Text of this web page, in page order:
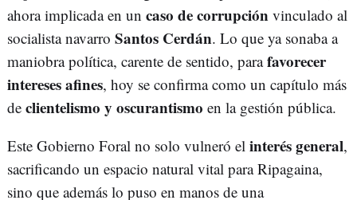
ahora implicada en un caso de corrupción vinculado al
socialista navarro Santos Cerdán. Lo que ya sonaba a
maniobra política, carente de sentido, parafavorecer
intereses afines, hoy se confirma como un capítulo más
de clientelismo y oscurantismo en la gestión pública.
Este Gobierno Foral no solo vulneró el interés general,
sacrificando un espacio natural vital para Ripagaina,
sino que además lo puso en manos de una